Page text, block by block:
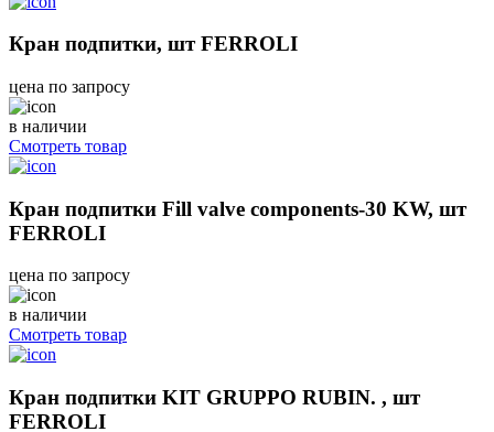
Кран подпитки, шт FERROLI
цена по запросу
в наличии
Смотреть товар
Кран подпитки Fill valve components-30 KW, шт
FERROLI
цена по запросу
в наличии
Смотреть товар
Кран подпитки KIT GRUPPO RUBIN. , шт
FERROLI